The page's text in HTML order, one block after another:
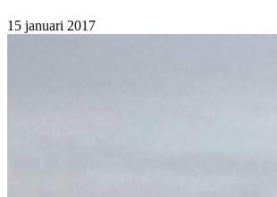
15 januari 2017